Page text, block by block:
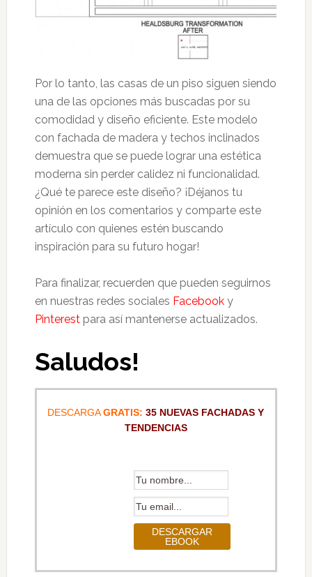
Por lo tanto, las casas de un piso siguen siendo
una de las opciones más buscadas por su
comodidad y diseño eficiente. Este modelo
con fachada de madera y techos inclinados
demuestra que se puede lograr una estética
moderna sin perder calidez ni funcionalidad.
¿Qué te parece este diseño? ¡Déjanos tu
opinión en los comentarios y comparte este
artículo con quienes estén buscando
inspiración para su futuro hogar!
Para finalizar, recuerden que pueden seguirnos
en nuestras redes sociales Facebooky
Pinterestpara así mantenerse actualizados.
Saludos!
DESCARGAGRATIS: 35 NUEVAS FACHADAS Y
TENDENCIAS